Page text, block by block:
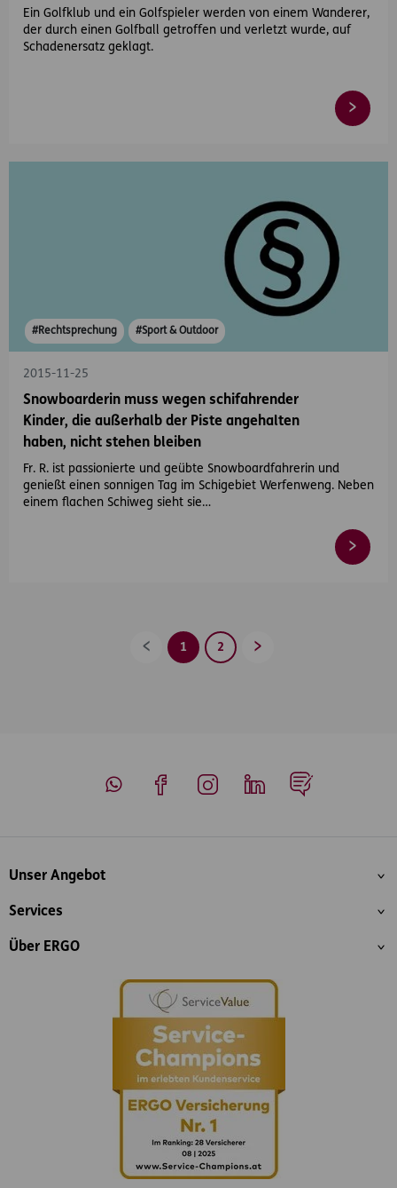
Ein Golfklub und ein Golfspieler werden von einem Wanderer,
der durch einen Golfball getroffen und verletzt wurde, auf
Schadenersatz geklagt.
#Rechtsprechung #Sport & Outdoor
2015-11-25
Snowboarderin muss wegen schifahrender
Kinder, die außerhalb der Piste angehalten
haben, nicht stehen bleiben
Fr. R. ist passionierte und geübte Snowboardfahrerin und
genießt einen sonnigen Tag im Schigebiet Werfenweng. Neben
einem flachen Schiweg sieht sie…
Zurück1 2 Vorwärts
Inhaltsübersicht
Unser Angebot
Services
Über ERGO